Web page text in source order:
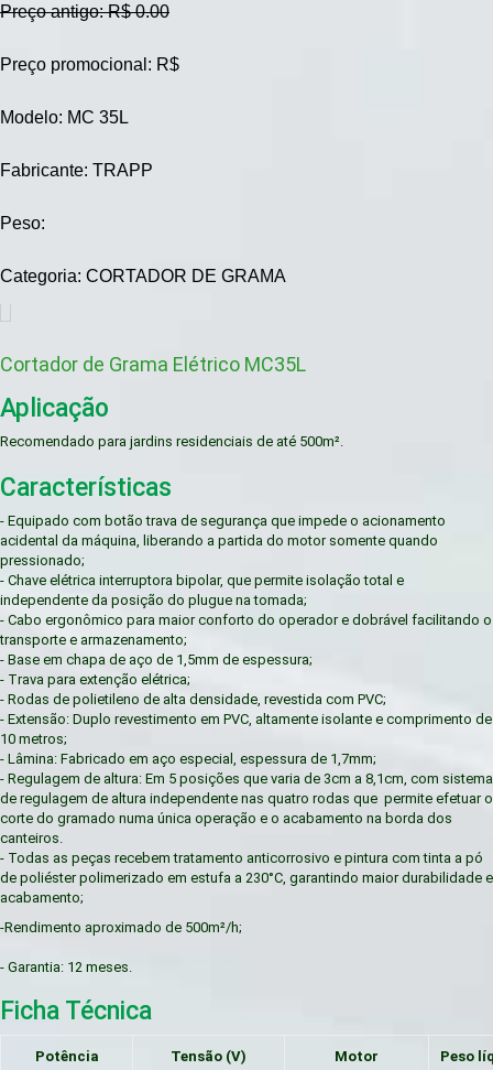
Preço antigo: R$ 0.00
Preço promocional: R$
Modelo: MC 35L
Fabricante: TRAPP
Peso:
Categoria: CORTADOR DE GRAMA
Cortador de Grama Elétrico MC35L
Aplicação
Recomendado para jardins residenciais de até 500m².
Características
- Equipado com botão trava de segurança que impede o acionamento
acidental da máquina, liberando a partida do motor somente quando
pressionado;
- Chave elétrica interruptora bipolar, que permite isolação total e
independente da posição do plugue na tomada;
- Cabo ergonômico para maior conforto do operador e dobrável facilitando o
transporte e armazenamento;
- Base em chapa de aço de 1,5mm de espessura;
- Trava para extenção elétrica;
- Rodas de polietileno de alta densidade, revestida com PVC;
- Extensão: Duplo revestimento em PVC, altamente isolante e comprimento de
10 metros;
- Lâmina: Fabricado em aço especial, espessura de 1,7mm;
- Regulagem de altura: Em 5 posições que varia de 3cm a 8,1cm, com sistema
de regulagem de altura independente nas quatro rodas que permite efetuar o
corte do gramado numa única operação e o acabamento na borda dos
canteiros.
- Todas as peças recebem tratamento anticorrosivo e pintura com tinta a pó
de poliéster polimerizado em estufa a 230°C, garantindo maior durabilidade e
acabamento;
-Rendimento aproximado de 500m²/h;
- Garantia: 12 meses.
Ficha Técnica
Potência Tensão (V) Motor Peso